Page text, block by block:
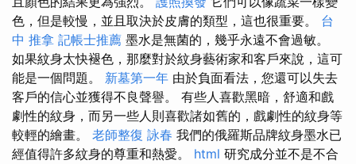
色，但是較慢，並且取決於皮膚的類型，這也很重要。 台
中 推拿 記帳士推薦 墨水是無菌的，幾乎永遠不會過敏。
如果紋身太快褪色，那麼對於紋身藝術家和客戶來說，這可
能是一個問題。 新墓第一年 由於負面看法，您還可以失去
客戶的信心並獲得不良聲譽。 有些人喜歡黑暗，舒適和戲
劇性的紋身，而另一些人則喜歡諸如舊的，戲劇性的紋身等
較輕的繪畫。 老師整復 詠春 我們的俄羅斯品牌紋身墨水已
經值得許多紋身的尊重和熱愛。 html 研究成分並不是不合